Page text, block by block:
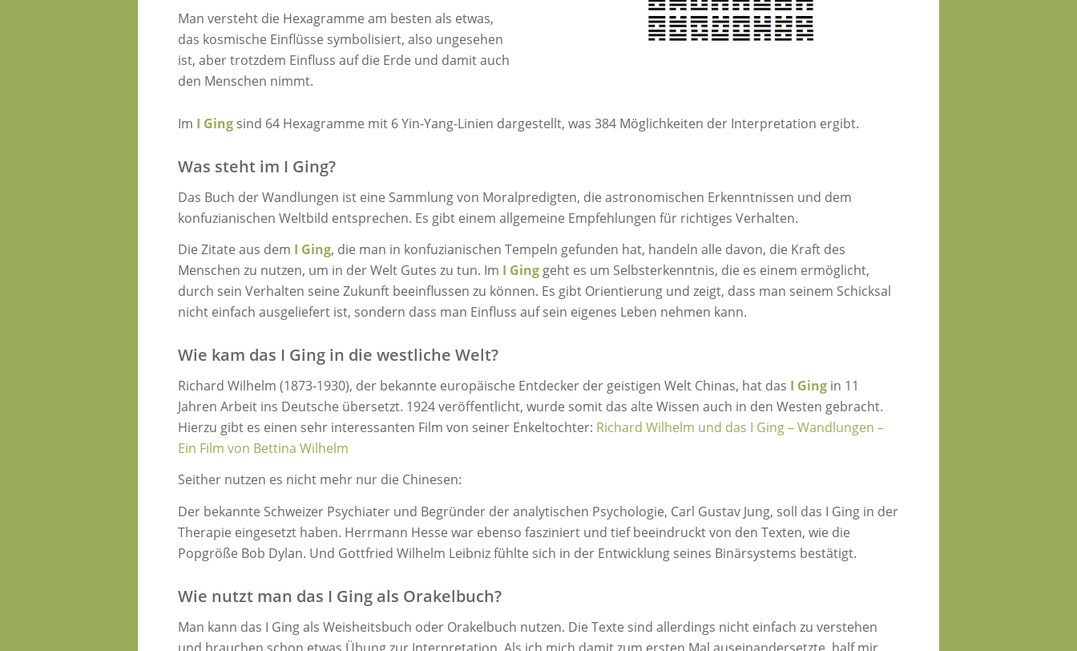
Man versteht die Hexagramme am besten als etwas,
das kosmische Einflüsse symbolisiert, also ungesehen
ist, aber trotzdem Einfluss auf die Erde und damit auch
den Menschen nimmt.
Im I Ging sind 64 Hexagramme mit 6 Yin-Yang-Linien dargestellt, was 384 Möglichkeiten der Interpretation ergibt.
Was steht im I Ging?
Das Buch der Wandlungen ist eine Sammlung von Moralpredigten, die astronomischen Erkenntnissen und dem
konfuzianischen Weltbild entsprechen. Es gibt einem allgemeine Empfehlungen für richtiges Verhalten.
Die Zitate aus dem I Ging, die man in konfuzianischen Tempeln gefunden hat, handeln alle davon, die Kraft des
Menschen zu nutzen, um in der Welt Gutes zu tun. Im I Ging geht es um Selbsterkenntnis, die es einem ermöglicht,
durch sein Verhalten seine Zukunft beeinflussen zu können. Es gibt Orientierung und zeigt, dass man seinem Schicksal
nicht einfach ausgeliefert ist, sondern dass man Einfluss auf sein eigenes Leben nehmen kann.
Wie kam das I Ging in die westliche Welt?
Richard Wilhelm (1873-1930), der bekannte europäische Entdecker der geistigen Welt Chinas, hat das I Ging in 11
Jahren Arbeit ins Deutsche übersetzt. 1924 veröffentlicht, wurde somit das alte Wissen auch in den Westen gebracht.
Hierzu gibt es einen sehr interessanten Film von seiner Enkeltochter: Richard Wilhelm und das I Ging – Wandlungen –
Ein Film von Bettina Wilhelm
Seither nutzen es nicht mehr nur die Chinesen:
Der bekannte Schweizer Psychiater und Begründer der analytischen Psychologie, Carl Gustav Jung, soll das I Ging in der
Therapie eingesetzt haben. Herrmann Hesse war ebenso fasziniert und tief beeindruckt von den Texten, wie die
Popgröße Bob Dylan. Und Gottfried Wilhelm Leibniz fühlte sich in der Entwicklung seines Binärsystems bestätigt.
Wie nutzt man das I Ging als Orakelbuch?
Man kann das I Ging als Weisheitsbuch oder Orakelbuch nutzen. Die Texte sind allerdings nicht einfach zu verstehen
und brauchen schon etwas Übung zur Interpretation. Als ich mich damit zum ersten Mal auseinandersetzte, half mir